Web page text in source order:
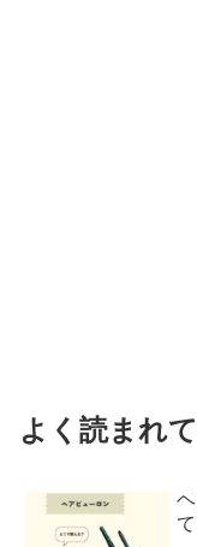
よく読まれ